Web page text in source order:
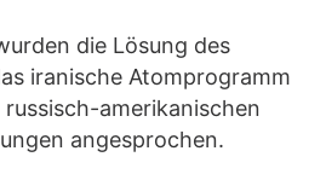
die Lösung des
iranische Atomprogramm
amerikanischen
angesprochen.